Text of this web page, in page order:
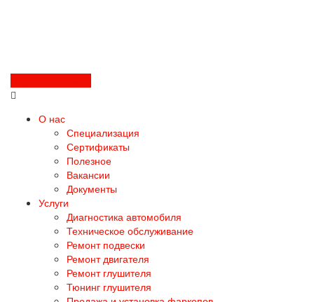
О нас
Специализация
Сертификаты
Полезное
Вакансии
Документы
Услуги
Диагностика автомобиля
Техническое обслуживание
Ремонт подвески
Ремонт двигателя
Ремонт глушителя
Тюнинг глушителя